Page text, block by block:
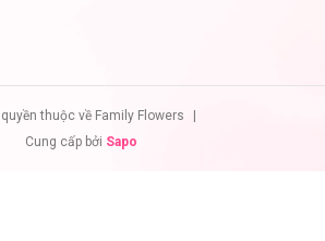
thuộc về Family Flowers
Cung cấp bởi Sapo